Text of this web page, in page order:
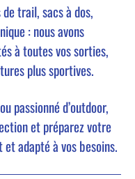
trail, sacs à dos,
: nous avons
à toutes vos sorties,
plus sportives.
passionné d’outdoor,
et préparez votre
adapté à vos besoins.